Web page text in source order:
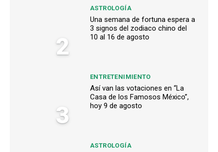
2
ASTROLOGÍA
Una semana de fortuna espera a
3 signos del zodiaco chino del
10 al 16 de agosto
3
ENTRETENIMIENTO
Así van las votaciones en “La
Casa de los Famosos México”,
hoy 9 de agosto
ASTROLOGÍA